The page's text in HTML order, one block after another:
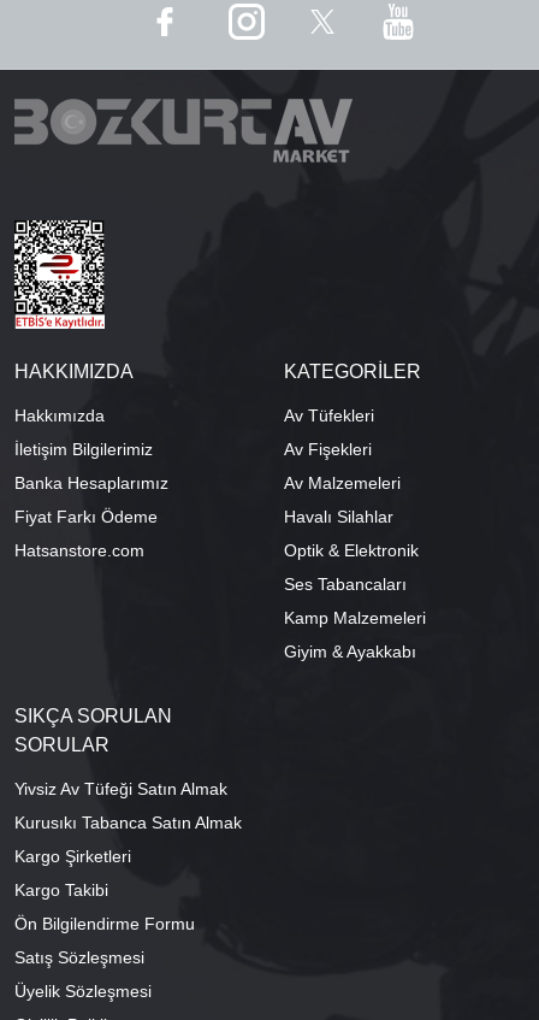
HAKKIMIZDA
Hakkımızda
İletişim Bilgilerimiz
Banka Hesaplarımız
Fiyat Farkı Ödeme
Hatsanstore.com
KATEGORİLER
Av Tüfekleri
Av Fişekleri
Av Malzemeleri
Havalı Silahlar
Optik & Elektronik
Ses Tabancaları
Kamp Malzemeleri
Giyim & Ayakkabı
SIKÇA SORULAN
SORULAR
Yivsiz Av Tüfeği Satın Almak
Kurusıkı Tabanca Satın Almak
Kargo Şirketleri
Kargo Takibi
Ön Bilgilendirme Formu
Satış Sözleşmesi
Üyelik Sözleşmesi